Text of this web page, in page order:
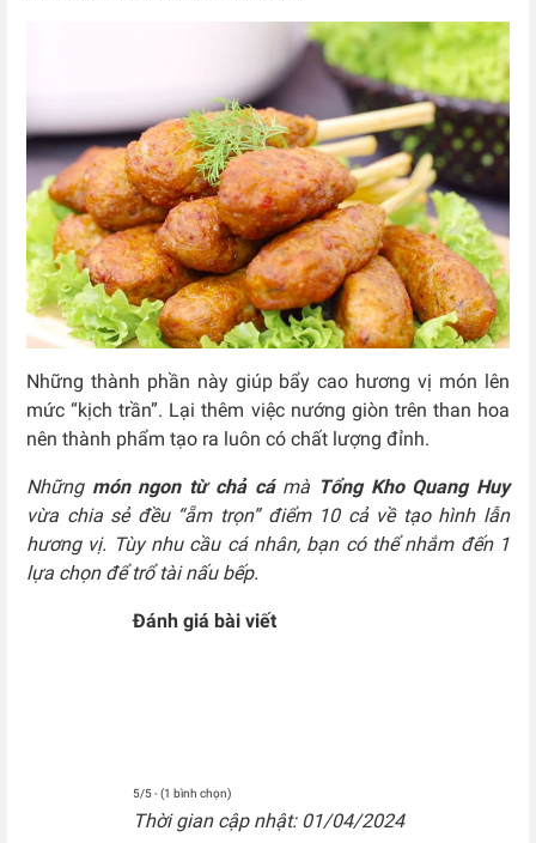
Những thành phần này giúp bẩy cao hương vị món lên
mức “kịch trần”. Lại thêm việc nướng giòn trên than hoa
nên thành phẩm tạo ra luôn có chất lượng đỉnh.
Những món ngon từ chả cámà Tổng Kho Quang Huy
vừa chia sẻ đều “ẵm trọn” điểm 10 cả về tạo hình lẫn
hương vị. Tùy nhu cầu cá nhân, bạn có thể nhắm đến 1
lựa chọn để trổ tài nấu bếp.
Đánh giá bài viết
5/5 - (1 bình chọn)
Thời gian cập nhật: 01/04/2024